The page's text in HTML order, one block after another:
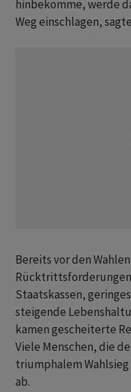
hinbekomme, werde
Weg einschlagen,
Bereits vor den
Staatskassen,
steigende
kamen gescheiterte
Viele Menschen, die
triumphalem
ab.